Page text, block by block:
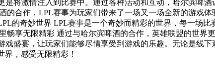
，感受无限精彩！